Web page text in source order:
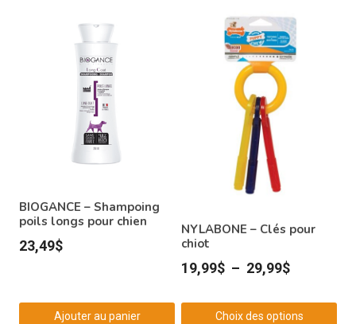
BIOGANCE – Shampoing
poils longs pour chien
23,49$
Ajouter au panier
NYLABONE – Clés pour
chiot
19,99$ – 29,99$Plage
prix :
Choix des options